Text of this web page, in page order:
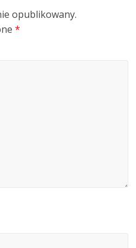
opublikowany.
*